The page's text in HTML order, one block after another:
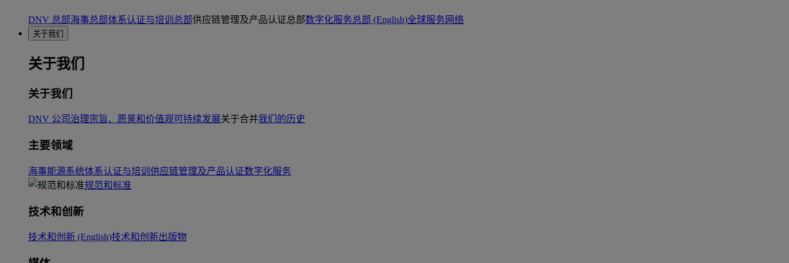
DNV 总部海事总部体系认证与培训总部供应链管理及产品认证总部数字化服务总部 (English)全球服务网络
关于我们
关于我们
关于我们
DNV 公司治理宗旨、愿景和价值观可持续发展关于合并我们的历史
主要领域
海事能源系统体系认证与培训 供应链管理及产品认证数字化服务
规范和标准
技术和创新
技术和创新 (English)技术和创新出版物